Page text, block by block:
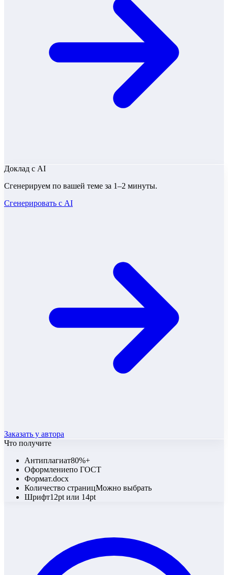
Доклад с AI
Сгенерируем по вашей теме за 1–2 минуты.
Сгенерировать с AI
Заказать у автора
Что получите
Антиплагиат80%+
Оформлениепо ГОСТ
Формат.docx
Количество страницМожно выбрать
Шрифт12pt или 14pt